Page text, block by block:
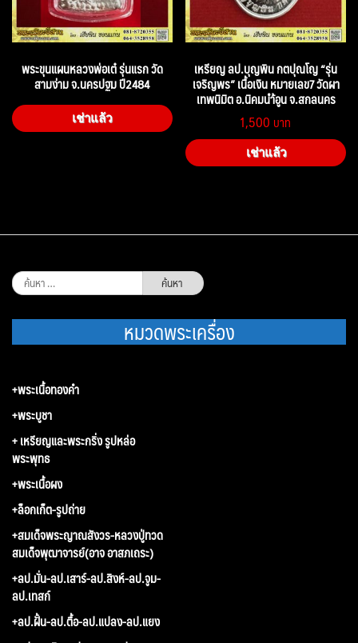
พระขุนแผนหลวงพ่อเต๋ รุ่นแรก วัด
สามง่าม จ.นครปฐม ปี2484
เช่าแล้ว
เหรียญ ลป.บุญพิน กตปุณโญ “รุ่น
เจริญพร” เนื้อเงิน หมายเลข7 วัดผา
เทพนิมิต อ.นิคมนำ้อูน จ.สกลนคร
1,500
เช่าแล้ว
ค้นหา
สำหรับ:
หมวดพระเครื่อง
+พระเนื้อทองคำ
+พระบูชา
+ เหรียญและพระกริ่ง รูปหล่อ
พระพุทธ
+พระเนื้อผง
+ล็อกเก็ต-รูปถ่าย
+สมเด็จพระญาณสังวร-หลวงปู่ทวด
สมเด็จพุฒาจารย์(อาจ อาสภเถระ)
+ลป.มั่น-ลป.เสาร์-ลป.สิงห์-ลป.จูม-
ลป.เทสก์
+ลป.ฝั้น-ลป.ตื้อ-ลป.แปลง-ลป.แยง